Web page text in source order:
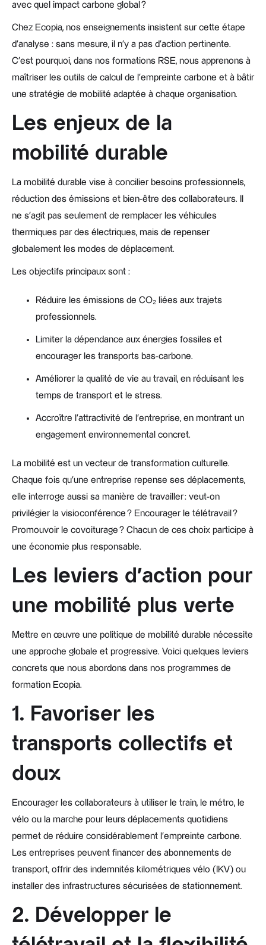
avec quel impact carbone global ?
Chez Ecopia, nos enseignements insistent sur cette étape
d’analyse : sans mesure, il n’y a pas d’action pertinente.
C’est pourquoi, dans nos formations RSE, nous apprenons à
maîtriser les outils de calcul de l’empreinte carbone et à bâtir
une stratégie de mobilité adaptée à chaque organisation.
Les enjeux de la
mobilité durable
La mobilité durable vise à concilier besoins professionnels,
réduction des émissions et bien-être des collaborateurs. Il
ne s’agit pas seulement de remplacer les véhicules
thermiques par des électriques, mais de repenser
globalement les modes de déplacement.
Les objectifs principaux sont :
Réduire les émissions de CO₂ liées aux trajets
professionnels.
Limiter la dépendance aux énergies fossiles et
encourager les transports bas-carbone.
Améliorer la qualité de vie au travail, en réduisant les
temps de transport et le stress.
Accroître l’attractivité de l’entreprise, en montrant un
engagement environnemental concret.
La mobilité est un vecteur de transformation culturelle.
Chaque fois qu’une entreprise repense ses déplacements,
elle interroge aussi sa manière de travailler : veut-on
privilégier la visioconférence ? Encourager le télétravail ?
Promouvoir le covoiturage ? Chacun de ces choix participe à
une économie plus responsable.
Les leviers d’action pour
une mobilité plus verte
Mettre en œuvre une politique de mobilité durable nécessite
une approche globale et progressive. Voici quelques leviers
concrets que nous abordons dans nos programmes de
formation Ecopia.
1. Favoriser les
transports collectifs et
doux
Encourager les collaborateurs à utiliser le train, le métro, le
vélo ou la marche pour leurs déplacements quotidiens
permet de réduire considérablement l’empreinte carbone.
Les entreprises peuvent financer des abonnements de
transport, offrir des indemnités kilométriques vélo (IKV) ou
installer des infrastructures sécurisées de stationnement.
2. Développer le